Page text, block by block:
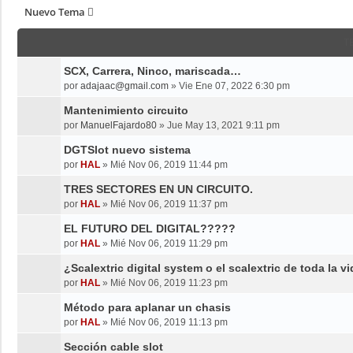
Nuevo Tema
SCX, Carrera, Ninco, mariscada…
por adajaac@gmail.com » Vie Ene 07, 2022 6:30 pm
Mantenimiento circuito
por ManuelFajardo80 » Jue May 13, 2021 9:11 pm
DGTSlot nuevo sistema
por HAL » Mié Nov 06, 2019 11:44 pm
TRES SECTORES EN UN CIRCUITO.
por HAL » Mié Nov 06, 2019 11:37 pm
EL FUTURO DEL DIGITAL?????
por HAL » Mié Nov 06, 2019 11:29 pm
¿Scalextric digital system o el scalextric de toda la
por HAL » Mié Nov 06, 2019 11:23 pm
Método para aplanar un chasis
por HAL » Mié Nov 06, 2019 11:13 pm
Sección cable slot